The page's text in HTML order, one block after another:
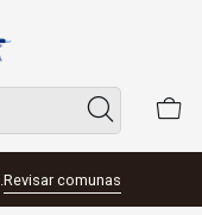
Revisar comunas